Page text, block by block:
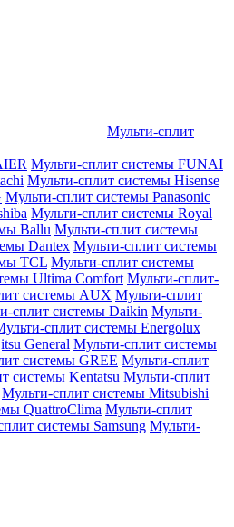
Мульти-сплит
Мульти-сплит системы FUNAI
Мульти-сплит системы Hisense
Мульти-сплит системы Panasonic
Мульти-сплит системы Royal
Ballu Мульти-сплит системы
Dantex Мульти-сплит системы
TCL Мульти-сплит системы
Ultima Comfort Мульти-сплит-
системы AUX Мульти-сплит
сплит системы Daikin Мульти-
сплит системы Energolux
General Мульти-сплит системы
системы GREE Мульти-сплит
системы Kentatsu Мульти-сплит
Мульти-сплит системы Mitsubishi
QuattroClima Мульти-сплит
системы Samsung Мульти-